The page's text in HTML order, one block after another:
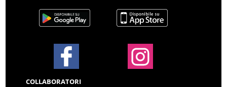
COLLABORATORI